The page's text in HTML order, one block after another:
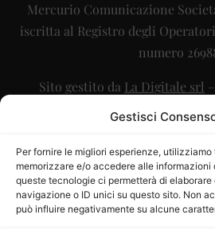
Gestisci
Per fornire le migliori esperienze,
memorizzare e/o accedere alle informazioni
queste tecnologie ci permetterà di
navigazione o ID unici su questo sito. Non
può influire negativamente su alcune
Mercurio Comunicazione
iscritta al Registro degli
numero
Sito gestito da La Digitale srl –